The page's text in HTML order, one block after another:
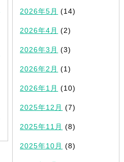
2026年5月 (14)
2026年4月 (2)
2026年3月 (3)
2026年2月 (1)
2026年1月 (10)
2025年12月 (7)
2025年11月 (8)
2025年10月 (8)